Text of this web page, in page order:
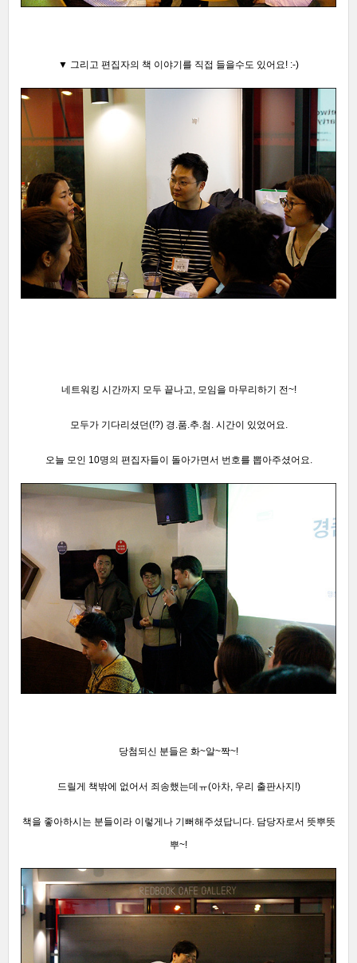
▼ 그리고 편집자의 책 이야기를 직접 들을수도 있어요! :-)
네트워킹 시간까지 모두 끝나고, 모임을 마무리하기 전~!
모두가 기다리셨던(!?) 경.품.추.첨. 시간이 있었어요.
오늘 모인 10명의 편집자들이 돌아가면서 번호를 뽑아주셨어요.
당첨되신 분들은 화~알~짝~!
드릴게 책밖에 없어서 죄송했는데ㅠ(아차, 우리 출판사지!)
책을 좋아하시는 분들이라 이렇게나 기뻐해주셨답니다. 담당자로서 뜻뿌뜻
뿌~!